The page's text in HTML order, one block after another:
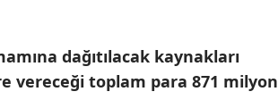
dağıtılacak kaynakları
vereceği toplam para 871 milyon